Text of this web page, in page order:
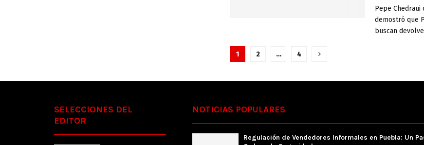
Pepe
demostró que
buscan
P
i
n
1 2 … 4
SELECCIONES DEL
EDITOR
NOTICIAS POPULARES
Regulación de Vendedores Informales en Puebla: Un